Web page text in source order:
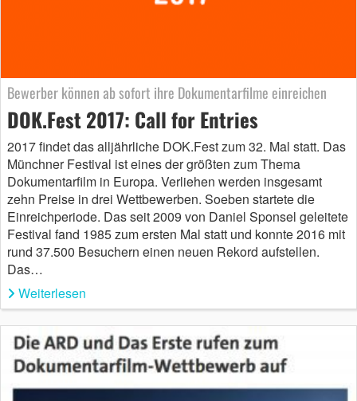
Bewerber können ab sofort ihre Dokumentarfilme einreichen
DOK.Fest 2017: Call for Entries
2017 findet das alljährliche DOK.Fest zum 32. Mal statt. Das
Münchner Festival ist eines der größten zum Thema
Dokumentarfilm in Europa. Verliehen werden insgesamt
zehn Preise in drei Wettbewerben. Soeben startete die
Einreichperiode. Das seit 2009 von Daniel Sponsel geleitete
Festival fand 1985 zum ersten Mal statt und konnte 2016 mit
rund 37.500 Besuchern einen neuen Rekord aufstellen.
Das…
Weiterlesen